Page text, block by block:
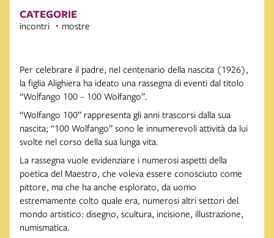
CATEGORIE
incontri mostre
Per celebrare il padre, nel centenario della nascita (1926),
la figlia Alighiera ha ideato una rassegna di eventi dal titolo
“Wolfango 100 – 100 Wolfango”.
“Wolfango 100” rappresenta gli anni trascorsi dalla sua
nascita; “100 Wolfango” sono le innumerevoli attività da lui
svolte nel corso della sua lunga vita.
La rassegna vuole evidenziare i numerosi aspetti della
poetica del Maestro, che voleva essere conosciuto come
pittore, ma che ha anche esplorato, da uomo
estremamente colto quale era, numerosi altri settori del
mondo artistico: disegno, scultura, incisione, illustrazione,
numismatica.